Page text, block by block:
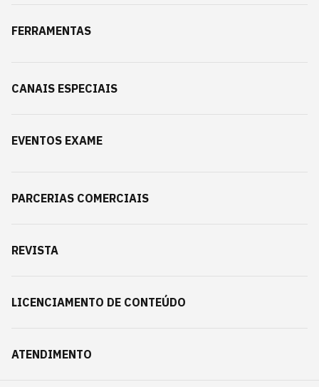
FERRAMENTAS
CANAIS ESPECIAIS
EVENTOS EXAME
PARCERIAS COMERCIAIS
REVISTA
LICENCIAMENTO DE CONTEÚDO
ATENDIMENTO